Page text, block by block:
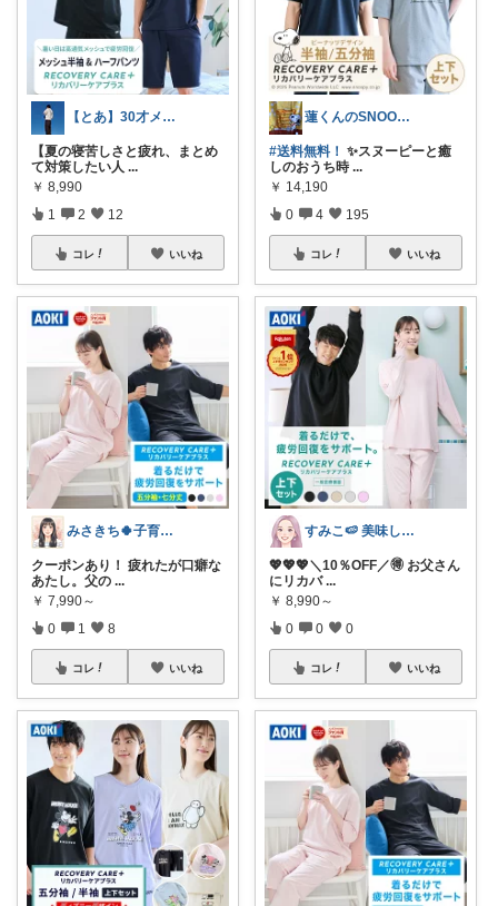
【とあ】30才メンズ美容・ファッション
【夏の寝苦しさと疲れ、まとめ
て対策したい人 ...
￥ 8,990
1 2 12
コレ いいね
みさきち🍀子育てしながら働くママ🍀
クーポンあり！ 疲れたが口癖な
あたし。父の ...
￥ 7,990～
0 1 8
コレ いいね
蓮くんのSNOOPYおすすめROOM
#送料無料！ ✨スヌーピーと癒
しのおうち時 ...
￥ 14,190
0 4 195
コレ いいね
すみこ🍉 美味しいものたくさん🍧
💖💖💖＼10％OFF／🉐 お父さん
にリカバ ...
￥ 8,990～
0 0 0
コレ いいね